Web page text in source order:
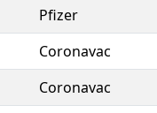
Pfizer
Coronavac
Coronavac